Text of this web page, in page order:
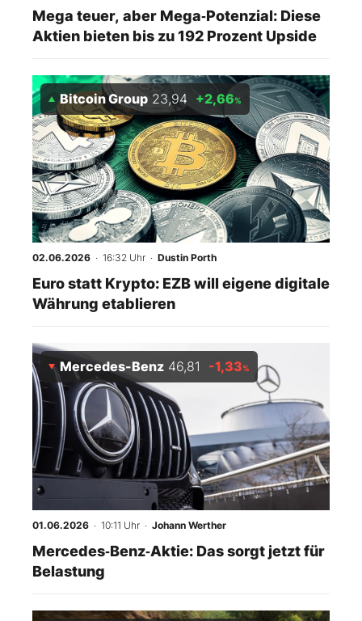
Mega teuer, aber Mega‑Potenzial: Diese
Aktien bieten bis zu 192 Prozent Upside
Bitcoin Group 23,94 +2,66%
02.06.2026 · 16:32 Uhr · Dustin Porth
Euro statt Krypto: EZB will eigene digitale
Währung etablieren
Mercedes-Benz 46,81 -1,33%
01.06.2026 · 10:11 Uhr · Johann Werther
Mercedes‑Benz‑Aktie: Das sorgt jetzt für
Belastung